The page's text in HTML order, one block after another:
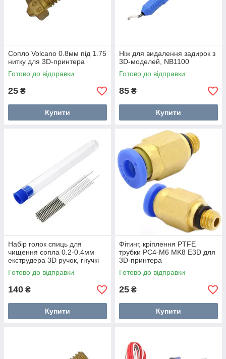
Сопло Volcano 0.8мм під 1.75
нитку для 3D-принтера
Готово до відправки
25 ₴
Купити
Ніж для видалення задирок з
3D-моделей, NB1100
Готово до відправки
85 ₴
Купити
Набір голок спиць для
чищення сопла 0.2-0.4мм
екструдера 3D ручок, гнучкі
Готово до відправки
140 ₴
Купити
Фітинг, кріплення PTFE
трубки PC4-M6 MK8 E3D для
3D-принтера
Готово до відправки
25 ₴
Купити